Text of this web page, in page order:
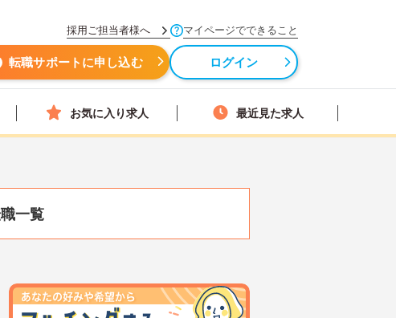
採用ご担当者様へ マイページでできること
転職サポートに申し込む ログイン
お気に入り求人 最近見た求人
一覧